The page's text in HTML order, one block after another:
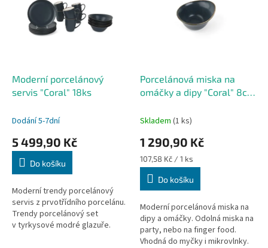
Moderní porcelánový
servis "Coral" 18ks
Dodání 5-7dní
5 499,90 Kč
Do košíku
Moderní trendy porcelánový
servis z prvotřídního porcelánu.
Trendy porcelánový set
v tyrkysové modré glazuře.
Porcelánová miska na
omáčky a dipy "Coral" 8cm
Skladem (1 ks)
1 290,90 Kč
Měrná
cena:
107,58 Kč / 1 ks
Do košíku
Moderní porcelánová miska na
dipy a omáčky. Odolná miska na
party, nebo na finger food.
Vhodná do myčky i mikrovlnky.